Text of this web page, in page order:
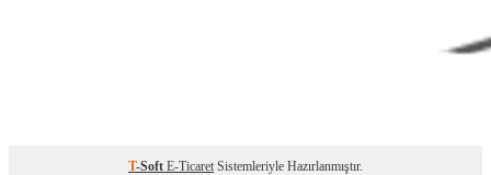
T-Soft E-Ticaret Sistemleriyle Hazırlanmıştır.